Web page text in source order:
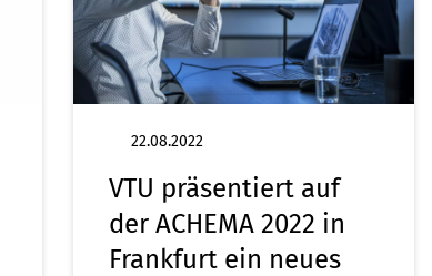
22.08.2022
VTU präsentiert auf
der ACHEMA 2022 in
Frankfurt ein neues